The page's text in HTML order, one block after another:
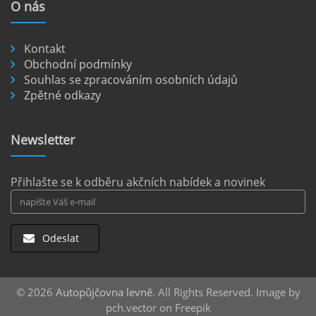
Pronájem auta na letišti Berlín.
Letiště Berlín Brandenburg (BER) je hlavním
dopravním uzlem pro cestovatele mířící do
okolních regionech bez omezení, pronájem
číst :celý článek
O nás
Kontakt
Obchodní podmínky
Souhlas se zpracováním osobních údajů
Zpětné odkazy
Newsletter
Přihlašte se k odběru akčních nabídek a novinek
Odeslat
© 2026 Autopůjčovna levně. All Rights Reserved. Image by
pch.vector on Freepik